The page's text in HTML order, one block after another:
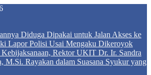
Diduga Dipakai untuk Jalan Akses ke
Lapor Polisi Usai Mengaku Dikeroyok
Rektor UKIT Dr. Ir. Sandra
M.Si. Rayakan dalam Suasana Syukur yang